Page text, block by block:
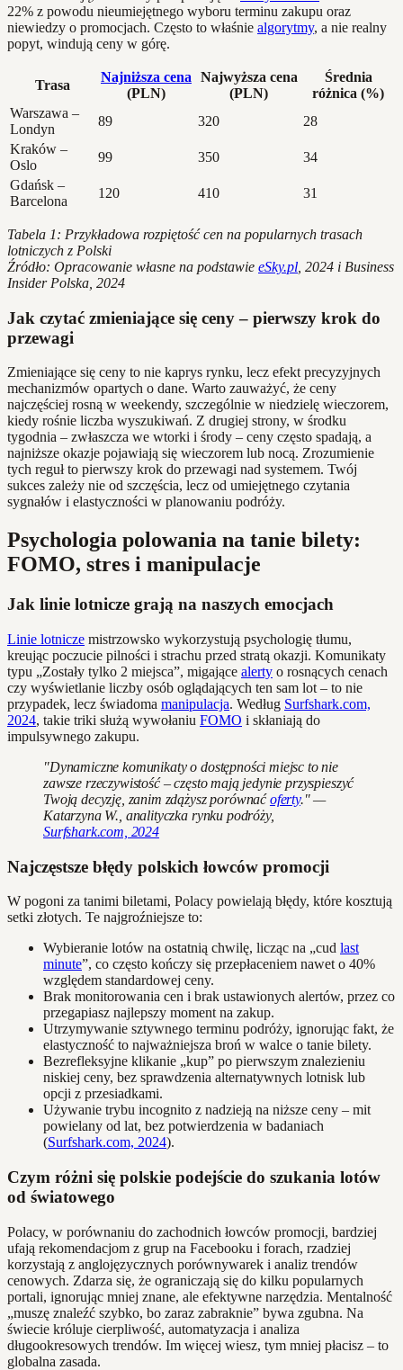
22% z powodu nieumiejętnego wyboru terminu zakupu oraz
niewiedzy o promocjach. Często to właśnie algorytmy, a nie realny
popyt, windują ceny w górę.
Trasa
Najniższa cena
(PLN)
Najwyższa cena
(PLN)
Średnia
różnica (%)
Warszawa –
Londyn
89 320
28
Kraków –
Oslo
99 350
34
Gdańsk –
Barcelona
120 410 31
Tabela 1: Przykładowa rozpiętość cen na popularnych trasach
lotniczych z Polski
Źródło: Opracowanie własne na podstawie eSky.pl , 2024 i Business
Insider Polska, 2024
Jak czytać zmieniające się ceny – pierwszy krok do
przewagi
Zmieniające się ceny to nie kaprys rynku, lecz efekt precyzyjnych
mechanizmów opartych o dane. Warto zauważyć, że ceny
najczęściej rosną w weekendy, szczególnie w niedzielę wieczorem,
kiedy rośnie liczba wyszukiwań. Z drugiej strony, w środku
tygodnia – zwłaszcza we wtorki i środy – ceny często spadają, a
najniższe okazje pojawiają się wieczorem lub nocą. Zrozumienie
tych reguł to pierwszy krok do przewagi nad systemem. Twój
sukces zależy nie od szczęścia, lecz od umiejętnego czytania
sygnałów i elastyczności w planowaniu podróży.
Psychologia polowania na tanie bilety:
FOMO, stres i manipulacje
Jak linie lotnicze grają na naszych emocjach
Linie lotnicze mistrzowsko wykorzystują psychologię tłumu,
kreując poczucie pilności i strachu przed stratą okazji. Komunikaty
typu „Zostały tylko 2 miejsca”, migające alerty o rosnących cenach
czy wyświetlanie liczby osób oglądających ten sam lot – to nie
przypadek, lecz świadoma manipulacja. Według Surfshark.com,
2024, takie triki służą wywołaniu FOMO i skłaniają do
impulsywnego zakupu.
"Dynamiczne komunikaty o dostępności miejsc to nie
zawsze rzeczywistość – często mają jedynie przyspieszyć
Twoją decyzję, zanim zdążysz porównaćoferty." —
Katarzyna W., analityczka rynku podróży,
Surfshark.com, 2024
Najczęstsze błędy polskich łowców promocji
W pogoni za tanimi biletami, Polacy powielają błędy, które kosztują
setki złotych. Te najgroźniejsze to:
Wybieranie lotów na ostatnią chwilę, licząc na „cud last
minute”, co często kończy się przepłaceniem nawet o 40%
względem standardowej ceny.
Brak monitorowania cen i brak ustawionych alertów, przez co
przegapiasz najlepszy moment na zakup.
Utrzymywanie sztywnego terminu podróży, ignorując fakt, że
elastyczność to najważniejsza broń w walce o tanie bilety.
Bezrefleksyjne klikanie „kup” po pierwszym znalezieniu
niskiej ceny, bez sprawdzenia alternatywnych lotnisk lub
opcji z przesiadkami.
Używanie trybu incognito z nadzieją na niższe ceny – mit
powielany od lat, bez potwierdzenia w badaniach
(Surfshark.com, 2024).
Czym różni się polskie podejście do szukania lotów
od światowego
Polacy, w porównaniu do zachodnich łowców promocji, bardziej
ufają rekomendacjom z grup na Facebooku i forach, rzadziej
korzystają z anglojęzycznych porównywarek i analiz trendów
cenowych. Zdarza się, że ograniczają się do kilku popularnych
portali, ignorując mniej znane, ale efektywne narzędzia. Mentalność
„muszę znaleźć szybko, bo zaraz zabraknie” bywa zgubna. Na
świecie króluje cierpliwość, automatyzacja i analiza
długookresowych trendów. Im więcej wiesz, tym mniej płacisz – to
globalna zasada.